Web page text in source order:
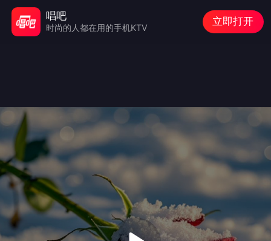
唱吧
时尚的人都在用的手机KTV
立即打开